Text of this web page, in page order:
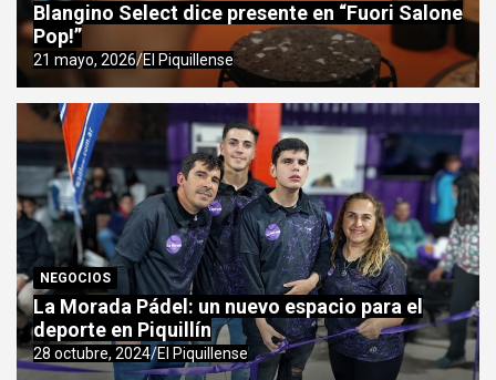
Blangino Select dice presente en “Fuori Salone
Pop!”
21 mayo, 2026 El Piquillense
NEGOCIOS
La Morada Pádel: un nuevo espacio para el
deporte en Piquillín
28 octubre, 2024 El Piquillense